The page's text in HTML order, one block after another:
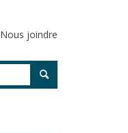
Nous joindre